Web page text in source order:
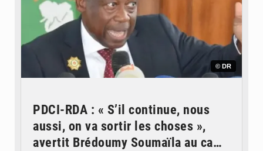
© DR
PDCI-RDA : « S’il continue, nous
aussi, on va sortir les choses »,
avertit Brédoumy Soumaïla au camp